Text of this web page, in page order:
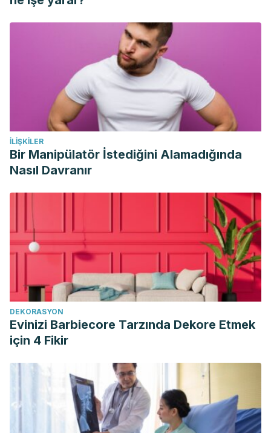
İLIŞKILER
Bir Manipülatör İstediğini Alamadığında
Nasıl Davranır
DEKORASYON
Evinizi Barbiecore Tarzında Dekore Etmek
için 4 Fikir